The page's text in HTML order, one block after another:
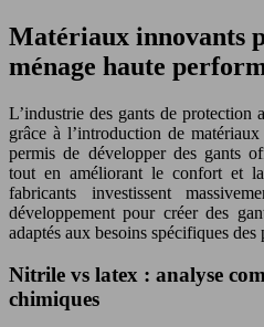
Matériaux innovants
ménage haute
L’industrie des gants de
grâce à l’introduction de
permis de développer des gants
tout en améliorant le confort et
fabricants investissent
développement pour créer des
adaptés aux besoins spécifiques
Nitrile vs latex : analyse
chimiques